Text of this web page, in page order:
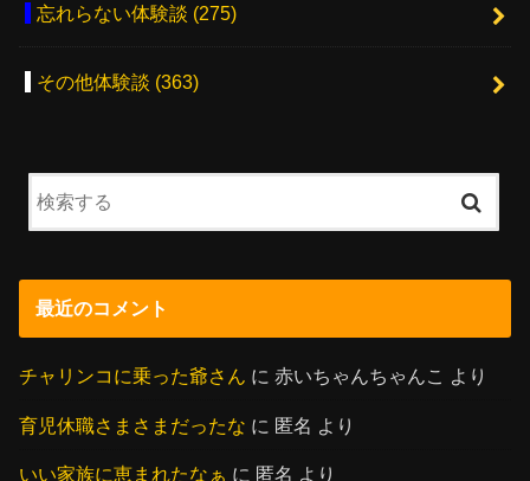
忘れらない体験談 (275)
その他体験談 (363)
最近のコメント
チャリンコに乗った爺さん に赤いちゃんちゃんこ より
育児休職さまさまだったな に 匿名 より
いい家族に恵まれたなぁ に 匿名 より